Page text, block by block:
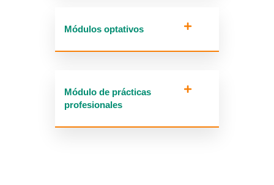
Módulos optativos
Módulo de prácticas
profesionales